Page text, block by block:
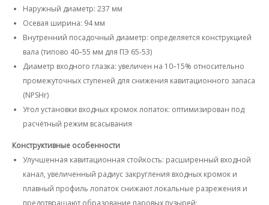
Наружный диаметр: 237 мм
Осевая ширина: 94 мм
Внутренний посадочный диаметр: определяется конструкцией
вала (типово 40–55 мм для ПЭ 65-53)
Диаметр входного глазка: увеличен на 10–15% относительно
промежуточных ступеней для снижения кавитационного запаса
(NPSHr)
Угол установки входных кромок лопаток: оптимизирован под
расчётный режим всасывания
Конструктивные особенности
Улучшенная кавитационная стойкость: расширенный входной
канал, увеличенный радиус закругления входных кромок и
плавный профиль лопаток снижают локальные разрежения и
предотвращают образование паровых пузырей;